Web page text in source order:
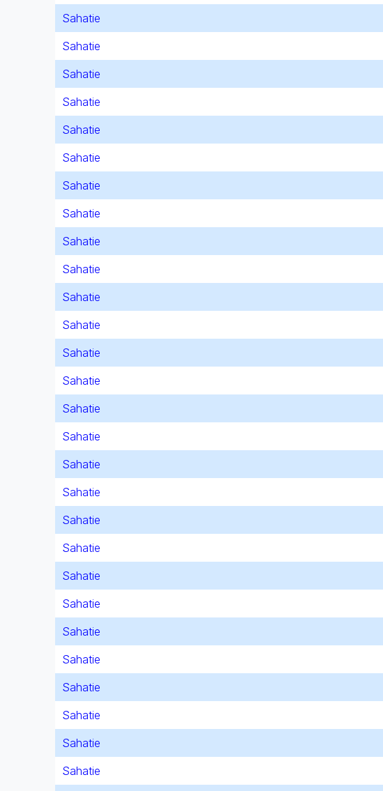
Sahatie
Sahatie
Sahatie
Sahatie
Sahatie
Sahatie
Sahatie
Sahatie
Sahatie
Sahatie
Sahatie
Sahatie
Sahatie
Sahatie
Sahatie
Sahatie
Sahatie
Sahatie
Sahatie
Sahatie
Sahatie
Sahatie
Sahatie
Sahatie
Sahatie
Sahatie
Sahatie
Sahatie